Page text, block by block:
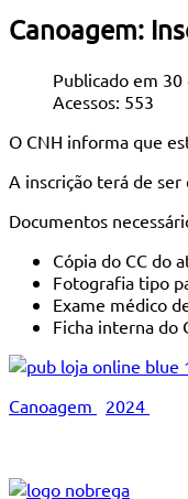
Canoagem:
Publicado em
Acessos: 553
O CNH informa que
A inscrição terá de
Documentos
Cópia do CC do
Fotografia tipo
Exame médico
Ficha interna do
Canoagem 2024